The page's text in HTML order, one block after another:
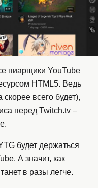
пиарщики YouTube
HTML5. Ведь
всего будет),
перед Twitch.tv –
будет держаться
А значит, как
в разы легче.